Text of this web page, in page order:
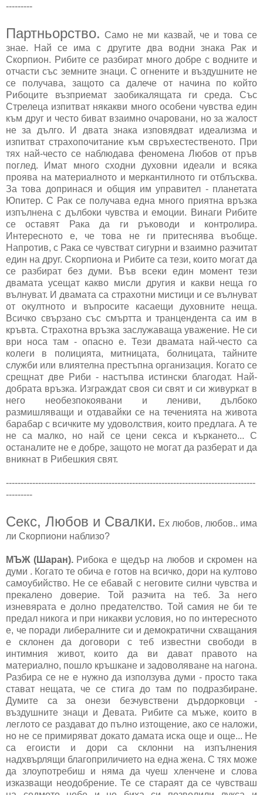
---------
Партньорство. Само не ми казвай, че и това се
знае. Най се има с другите два водни знака Рак и
Скорпион. Рибите се разбират много добре с водните и
отчасти със земните знаци. С огнените и въздушните не
се получава, защото са далече от начина по който
Рибоците възприемат заобикалящата ги среда. Със
Стрелеца изпитват някакви много особени чувства един
към друг и често биват взаимно очаровани, но за жалост
не за дълго. И двата знака изповядват идеализма и
изпитват страхопочитание към свръхестественото. При
тях най-често се наблюдава феномена Любов от пръв
поглед. Имат много сходни духовни идеали и всяка
проява на материалното и меркантилното ги отблъсква.
За това допринася и общия им управител - планетата
Юпитер. С Рак се получава една много приятна връзка
изпълнена с дълбоки чувства и емоции. Винаги Рибите
се оставят Рака да ги ръководи и контролира.
Интересното е, че това не ги притеснява въобще.
Напротив, с Рака се чувстват сигурни и взаимно разчитат
един на друг. Скорпиона и Рибите са тези, които могат да
се разбират без думи. Във всеки един момент тези
двамата усещат какво мисли другия и какви неща го
вълнуват. И двамата са страхотни мистици и се вълнуват
от окултното и въпросите касаещи духовните неща.
Всичко свързано със смъртта и транцендента са им в
кръвта. Страхотна връзка заслужаваща уважение. Не си
ври носа там - опасно е. Тези двамата най-често са
колеги в полицията, митницата, болницата, тайните
служби или влиятелна престъпна организация. Когато се
срещнат две Риби - настъпва истински благодат. Най-
добрата връзка. Изграждат своя си свят и си живуркат в
него необезпокоявани и лениви, дълбоко
размишляващи и отдавайки се на теченията на живота
барабар с всичките му удоволствия, които предлага. А те
не са малко, но най се цени секса и къркането... С
останалите не е добре, защото не могат да разберат и да
вникнат в Рибешкия свят.
-------------------------------------------------------------------------------------
---------
Секс, Любов и Свалки. Ех любов, любов.. има
ли Скорпиони наблизо?
МЪЖ (Шаран).Рибока е щедър на любов и скромен на
думи . Когато те обича е готов на всичко, дори на култово
самоубийство. Не се ебавай с неговите силни чувства и
прекалено доверие. Той разчита на теб. За него
изневярата е долно предателство. Той самия не би те
предал никога и при никакви условия, но по интересното
е, че поради либералните си и демократични схващания
е склонен да договори с теб известни свободи в
интимния живот, които да ви дават правото на
материално, пошло кръшкане и задоволяване на нагона.
Разбира се не е нужно да използува думи - просто така
стават нещата, че се стига до там по подразбиране.
Думите са за онези безчувствени дърдорковци -
въздушните знаци и Девата. Рибите са мъже, които в
леглото се раздават до пълно изтощение, ако се наложи,
но не се примиряват докато дамата иска още и още... Не
са егоисти и дори са склонни на изпълнения
надхвърлящи благоприличието на една жена. С тях може
да злоупотребиш и няма да чуеш хленчене и слова
изказващи неодобрение. Те се стараят да се чувстваш